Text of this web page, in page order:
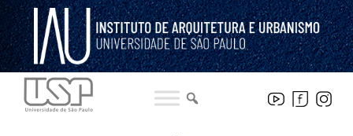
Pular
para
o
conteúdo